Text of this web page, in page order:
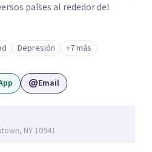
países al rededor del
Depresión +7 más
Email
NY 10941